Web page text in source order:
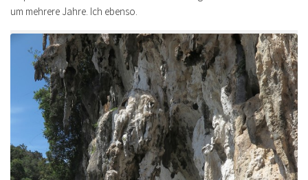
um mehrere Jahre. Ich ebenso.